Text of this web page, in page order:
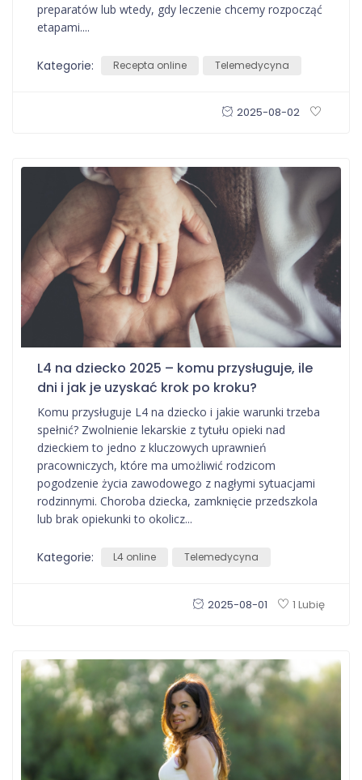
preparatów lub wtedy, gdy leczenie chcemy rozpocząć
etapami....
Kategorie: Recepta online Telemedycyna
2025-08-02
L4 na dziecko 2025 – komu przysługuje, ile
dni i jak je uzyskać krok po kroku?
Komu przysługuje L4 na dziecko i jakie warunki trzeba
spełnić? Zwolnienie lekarskie z tytułu opieki nad
dzieckiem to jedno z kluczowych uprawnień
pracowniczych, które ma umożliwić rodzicom
pogodzenie życia zawodowego z nagłymi sytuacjami
rodzinnymi. Choroba dziecka, zamknięcie przedszkola
lub brak opiekunki to okolicz...
Kategorie: L4 online Telemedycyna
2025-08-01 1 Lubię